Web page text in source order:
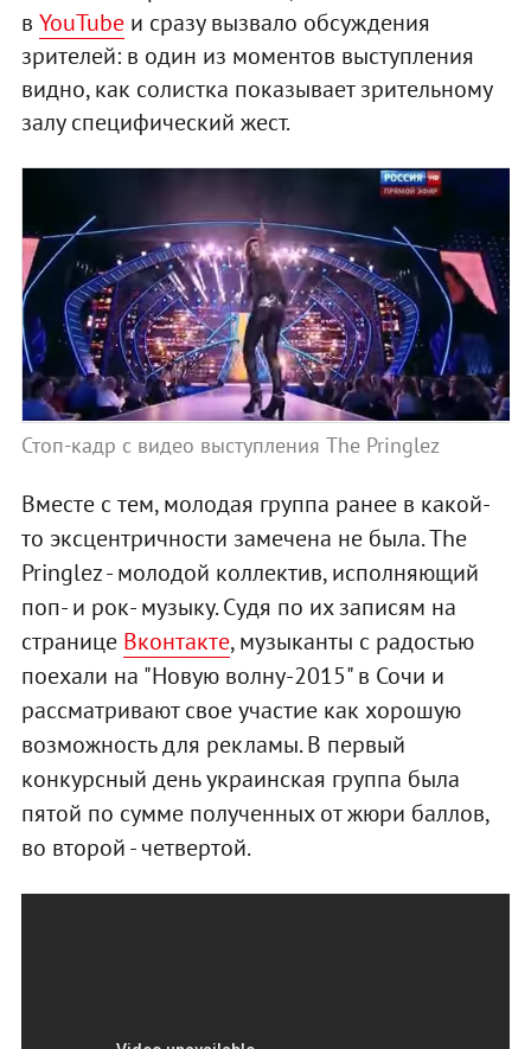
в YouTubeи сразу вызвало обсуждения
зрителей: в один из моментов выступления
видно, как солистка показывает зрительному
залу специфический жест.
Стоп-кадр с видео выступления The Pringlez
Вместе с тем, молодая группа ранее в какой-
то эксцентричности замечена не была.The
Pringlez - молодой коллектив, исполняющий
поп- и рок- музыку. Судя по их записям на
странице Вконтакте, музыканты с радостью
поехали на "Новую волну-2015" в Сочи и
рассматривают свое участие как хорошую
возможность для рекламы. В первый
конкурсный день украинская группа была
пятой по сумме полученных от жюри баллов,
во второй - четвертой.